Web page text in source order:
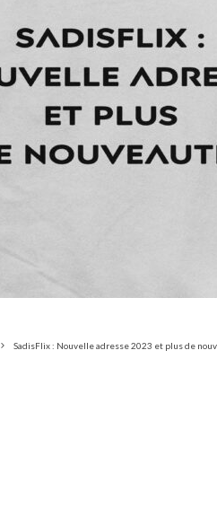
SadisFlix : Nouvelle adresse 2023 et plus de